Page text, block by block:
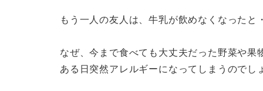
もう一人の友人は、牛乳が飲めなくなったと
なぜ、今まで食べても大丈夫だった野菜や果
ある日突然アレルギーに なってしまうのでし